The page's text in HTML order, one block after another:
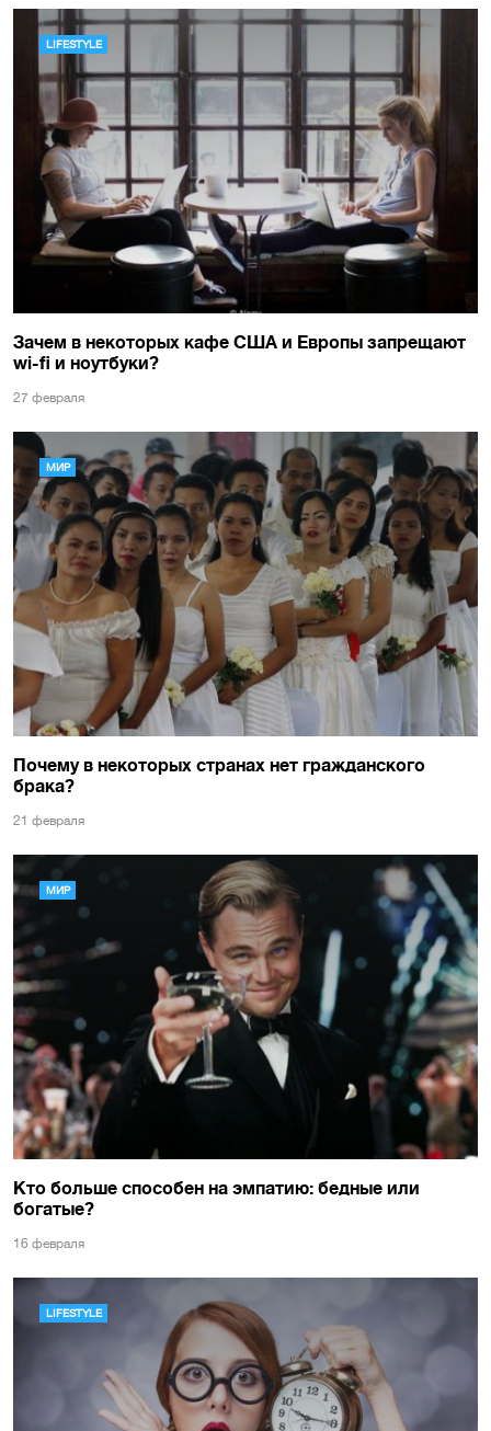
LIFESTYLE
Зачем в некоторых кафе США и Европы запрещают
wi-fi и ноутбуки?
27 февраля
МИР
Почему в некоторых странах нет гражданского
брака?
21 февраля
МИР
Кто больше способен на эмпатию: бедные или
богатые?
16 февраля
LIFESTYLE